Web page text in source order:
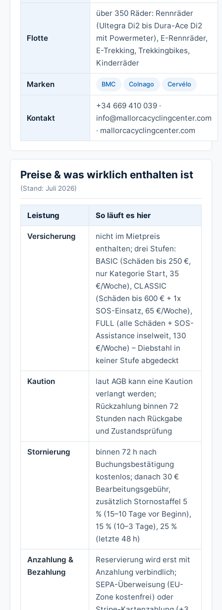
Flotte
über 350 Räder: Rennräder
(Ultegra Di2 bis Dura-Ace Di2
mit Powermeter), E-Rennräder,
E-Trekking, Trekkingbikes,
Kinderräder
Marken BMC Colnago Cervélo
Kontakt
+34 669 410 039 ·
info@mallorcacyclingcenter.com
· mallorcacyclingcenter.com
Preise & was wirklich enthalten ist
(Stand: Juli 2026)
Leistung So läuft es hier
Versicherung
nicht im Mietpreis
enthalten; drei Stufen:
BASIC (Schäden bis 250 €,
nur Kategorie Start, 35
€/Woche), CLASSIC
(Schäden bis 600 € + 1x
SOS-Einsatz, 65 €/Woche),
FULL (alle Schäden + SOS-
Assistance inselweit, 130
€/Woche) – Diebstahl in
keiner Stufe abgedeckt
Kaution
laut AGB kann eine Kaution
verlangt werden;
Rückzahlung binnen 72
Stunden nach Rückgabe
und Zustandsprüfung
Stornierung
binnen 72 h nach
Buchungsbestätigung
kostenlos; danach 30 €
Bearbeitungsgebühr,
zusätzlich Stornostaffel 5
% (15–10 Tage vor Beginn),
15 % (10–3 Tage), 25 %
(letzte 48 h)
Anzahlung &
Bezahlung
Reservierung wird erst mit
Anzahlung verbindlich;
SEPA-Überweisung (EU-
Zone kostenfrei) oder